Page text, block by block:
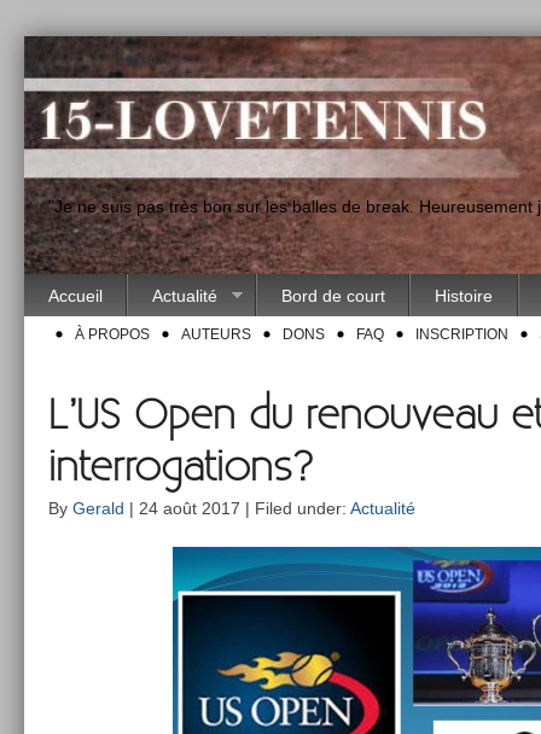
"Je ne suis pas très bon sur les balles de break.
Accueil Actualité Bord de court Histoire
À PROPOS AUTEURS DONS FAQ INSCRIPTION
L’US Open du renouveau
interrogations?
By Gerald | 24 août 2017 | Filed under: Actualité